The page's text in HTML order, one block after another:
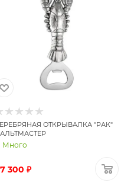
ОТКРЫВАЛКА "РАК"
АЛЬТМАСТЕР
Много
300 ₽